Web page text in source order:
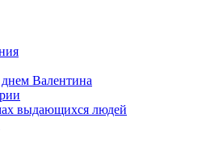
Валентина
выдающихся людей